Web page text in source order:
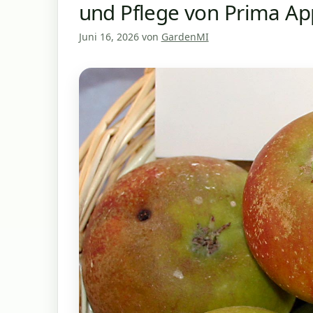
und Pflege von Prima
Juni 16, 2026 von GardenMI